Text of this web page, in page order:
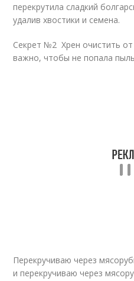
перекрутила сладкий
удалив хвостики и семена.
Секрет №2 Хрен очистить
важно, чтобы не попала
Перекручиваю через
и перекручиваю через